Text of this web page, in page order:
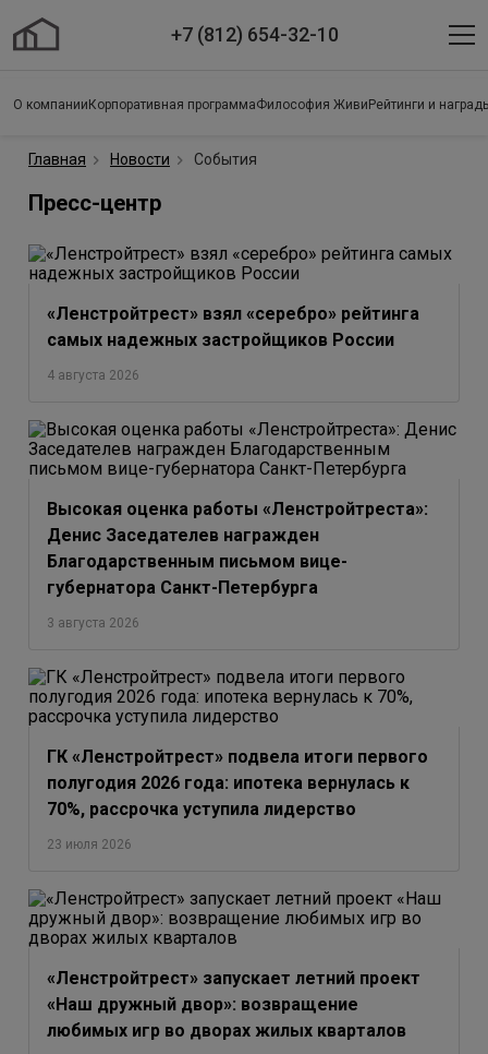
+7 (812) 654-32-10
О компании Корпоративная программаФилософия Живи Рейтинги и
Главная Новости События
Пресс-центр
«Ленстройтрест» взял «серебро» рейтинга
самых надежных застройщиков России
4 августа 2026
Высокая оценка работы «Ленстройтреста»:
Денис Заседателев награжден
Благодарственным письмом вице-
губернатора Санкт-Петербурга
3 августа 2026
ГК «Ленстройтрест» подвела итоги первого
полугодия 2026 года: ипотека вернулась к
70%, рассрочка уступила лидерство
23 июля 2026
«Ленстройтрест» запускает летний проект
«Наш дружный двор»: возвращение
любимых игр во дворах жилых кварталов